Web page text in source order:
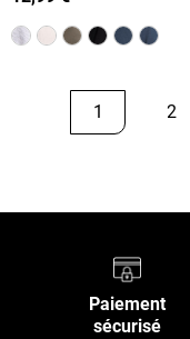
1 2
Paiement
sécurisé